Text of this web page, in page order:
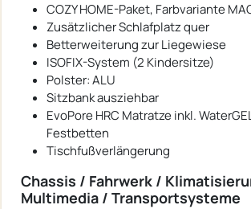
COZY HOME-Paket, Farbvariante
Zusätzlicher Schlafplatz quer
Betterweiterung zur Liegewiese
ISOFIX-System (2 Kindersitze)
Polster: ALU
Sitzbank ausziehbar
EvoPore HRC Matratze inkl.
Festbetten
Tischfußverlängerung
Chassis / Fahrwerk /
Multimedia / Transportsysteme